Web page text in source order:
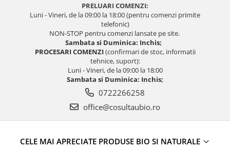
PRELUARI COMENZI:
Luni - Vineri, de la 09:00 la 18:00 (pentru comenzi primite
telefonic)
NON-STOP pentru comenzi lansate pe site.
Sambata si Duminica: Inchis;
PROCESARI COMENZI(confirmari de stoc, informatii
tehnice, suport):
Luni - Vineri, de la 09:00 la 18:00
Sambata si Duminica: Inchis;
0722266258
office@cosultaubio.ro
CELE MAI APRECIATE PRODUSE BIO SI NATURALE